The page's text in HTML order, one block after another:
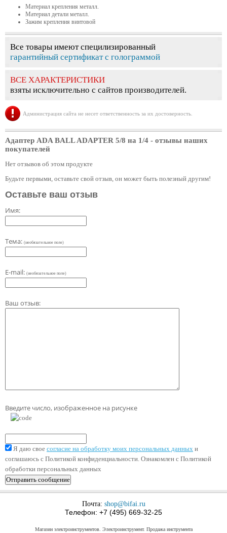
Материал крепления металл.
Материал детали металл.
Зажим крепления винтовой
Все товары имеют специлизированный
гарантийный сертификат с голограммой
ВСЕ ХАРАКТЕРИСТИКИ
взяты исключительно с сайтов производителей.
Администрация сайта не несет ответственность за их достоверность.
Адаптер ADA BALL ADAPTER 5/8 на 1/4 - отзывы наших
покупателей
Нет отзывов об этом продукте
Будьте первыми, оставьте свой отзыв, он может быть полезный другим!
Оставьте ваш отзыв
Имя:
Тема: (необязательное поле)
E-mail: (необязательное поле)
Ваш отзыв:
Введите число, изображенное на рисунке
Я даю свое согласие на обработку моих персональных данных и
соглашаюсь с Политикой конфиденциальности. Ознакомлен с Политикой
обработки персональных данных
Почта: shop@bifai.ru
Телефон: +7 (495) 669-32-25
Магазин электроинструментов. Электроинструмент. Продажа инструмента